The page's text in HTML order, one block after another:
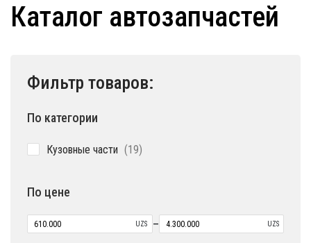
Каталог автозапчастей
Фильтр товаров:
По категории
Кузовные части 1919
По цене
UZS – UZS